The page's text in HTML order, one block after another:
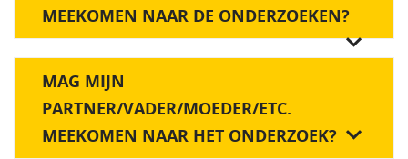
MEEKOMEN NAAR DE ONDERZOEKEN?
MAG MIJN
PARTNER/VADER/MOEDER/ETC.
MEEKOMEN NAAR HET ONDERZOEK?